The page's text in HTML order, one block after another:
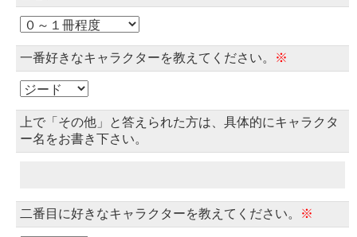
一番好きなキャラクターを教えてください。 ※
上で「その他」と答えられた方は、具体的にキャラクタ
ー名をお書き下さい。
二番目に好きなキャラクターを教えてください。 ※